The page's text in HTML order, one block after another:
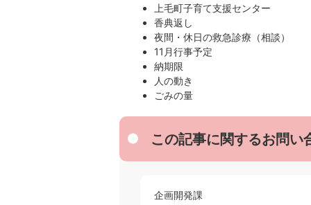
上毛町子育て支援センター
香典返し
夜間・休日の救急診療（相談）
11月行事予定
納期限
人の動き
ごみの量
この記事に関するお問い
企画開発課